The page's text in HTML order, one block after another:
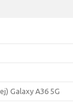
Galaxy A36 5G